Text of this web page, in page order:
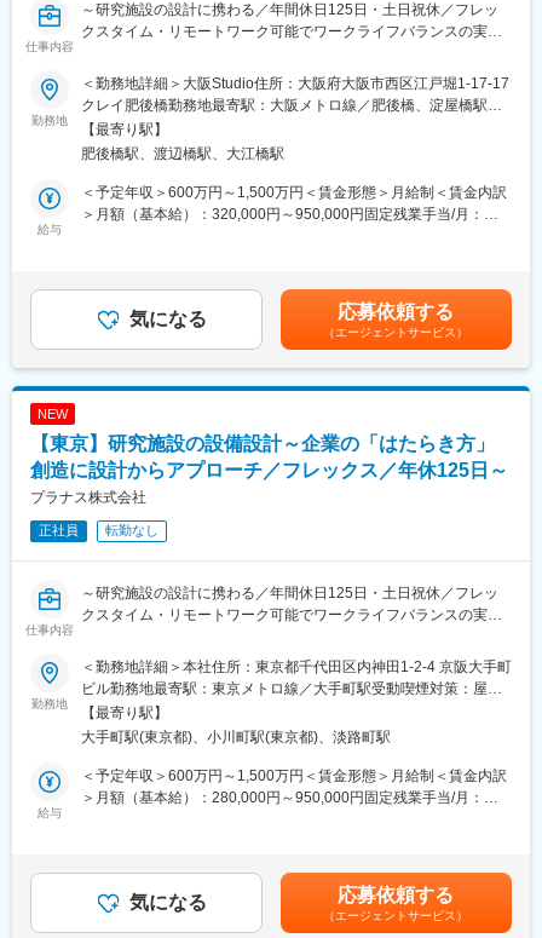
入社後には導入研修を実施いたします。また現場配属後にはOJT
を通じて業務を学んでいただきます。
また、会社内での社員同士の距離感も近いため1on1の実施など、
サポート体制も万全です！
■組織構成について：
（1ユニット：5～8名）
内訳としては、意匠設計が5ユニット、内装設計が2ユニットとな
完全週休二日およびフレックスタイム制を取っているため、裁量
度の高い働き方が可能となっています。また、状況に応じてリモ
での出張は盛んに生じます。
実際に使うユーザー（研究者）に直接ヒアリングやワークショッ
プをしながら、企業のイノベーションを支える空間を共に創って
いくので、設計者としてのやりがいを感じられる仕事です。
変更の範囲：本文参照
仕事内容
～研究施設の設計に携わる／年間休日125日・土日祝休／フレッ
クスタイム・リモートワーク可能でワークライフバランスの実現
■業務内容：
研究施設の設計に特化した国内有数の建築設計事務所である当社
にて、意匠設計職をお任せします。
企業の研究所/本社/イノベーション施設などに対して、企画提案、
設計、工事監理まで一気通貫で実施いたします。
★建築設計者だけでなく元研究者、クリエイティブディレクタ
し】
えています。
＜エリア＞全国各地
＜規模＞改装であれば数百平米規模、施設の設計だと数千～数万
■入社後の流れ：
入社後には導入研修を実施いたします。また現場配属後にはOJT
設計などに関して、会社独自の勉強会も実施しております。
また、会社内での社員同士の距離感も近いため1on1の実施など、
サポート体制も万全です！
大阪と東京で7ユニットに分かれた組織構成です。（1ユニット：
5～8名）
■働き方：
完全週休二日およびフレックスタイム制を取っているため、裁量
勤務地
＜勤務地詳細＞大阪Studio住所：大阪府大阪市西区江戸堀1-17-17
クレイ肥後橋勤務地最寄駅：大阪メトロ線／肥後橋、淀屋橋駅受
動喫煙対策：屋内全面禁煙変更の範囲：会社の定める事業所
【最寄り駅】
肥後橋駅、渡辺橋駅、大江橋駅
給与
＜予定年収＞600万円～1,500万円＜賃金形態＞月給制＜賃金内訳
＞月額（基本給）：320,000円～950,000円固定残業手当/月：
年齢、経験によって年収は考慮させて頂きます。■賞与：年2回
決算賞与：年1回（会社業績に応じて支給。直近5期連続支給の実
績）賃金はあくまでも目安の金額であり、選考を通じて上下する
可能性があります。月給(月額)は固定手当を含めた表記です。
気になる 応募依頼する
（エージェントサービス）
NEW
【東京】研究施設の設備設計～企業の「はたらき方」
創造に設計からアプローチ／フレックス／年休125日～
プラナス株式会社
正社員 転勤なし
仕事内容
～研究施設の設計に携わる／年間休日125日・土日祝休／フレッ
クスタイム・リモートワーク可能でワークライフバランスの実現
■業務内容：
研究施設の設計に特化した国内有数の建築設計事務所である当社
にて、設備設計職をお任せします。
企業の研究所/本社/イノベーション施設などに対して、企画提案、
設計、工事監理まで一気通貫で実施いたします。
◆様々なビルディングタイプの中でも、弊社が専門とする研究施
りプロジェクトの上流に関わることができます！【変更の範囲：
なし】
勤務地
＜勤務地詳細＞本社住所：東京都千代田区内神田1-2-4 京阪大手町
ビル勤務地最寄駅：東京メトロ線／大手町駅受動喫煙対策：屋内
全面禁煙変更の範囲：会社の定める事業所
【最寄り駅】
大手町駅(東京都)、小川町駅(東京都)、淡路町駅
給与
＜予定年収＞600万円～1,500万円＜賃金形態＞月給制＜賃金内訳
＞月額（基本給）：280,000円～950,000円固定残業手当/月：
年齢、経験によって年収は考慮させて頂きます。■賞与：年2回
決算賞与：年1回（会社業績に応じて支給。直近5期連続支給の実
績）賃金はあくまでも目安の金額であり、選考を通じて上下する
気になる 応募依頼する
（エージェントサービス）